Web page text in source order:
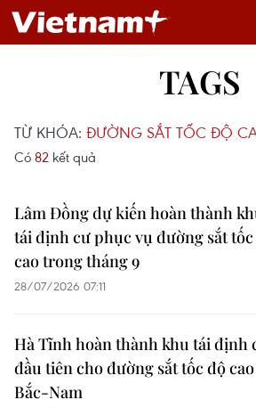
TAGS
TỪ KHÓA: ĐƯỜNG SẮT TỐC ĐỘ
Có 82 kết quả
Lâm Đồng dự kiến hoàn thành
tái định cư phục vụ đường sắt
cao trong tháng 9
28/07/2026 07:11
Hà Tĩnh hoàn thành khu tái định
đầu tiên cho đường sắt tốc độ cao
Bắc-Nam